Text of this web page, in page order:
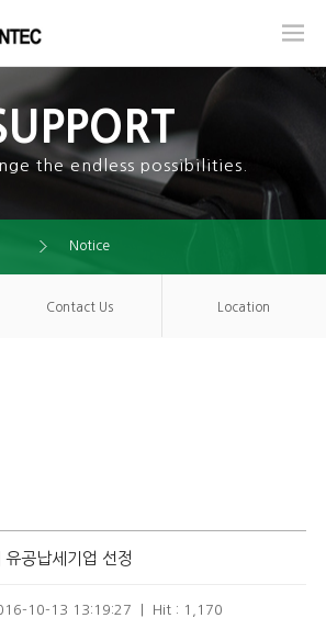
the endless possibilities.
Notice
Contact Us Location
공납세기업 선정
10-13 13:19:27 Hit : 1,170